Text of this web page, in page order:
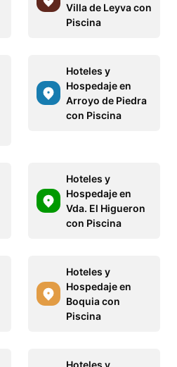
Villa de Leyva con
Piscina
Hoteles y
Hospedaje en
Arroyo de Piedra
con Piscina
Hoteles y
Hospedaje en
Vda. El Higueron
con Piscina
Hoteles y
Hospedaje en
Boquia con
Piscina